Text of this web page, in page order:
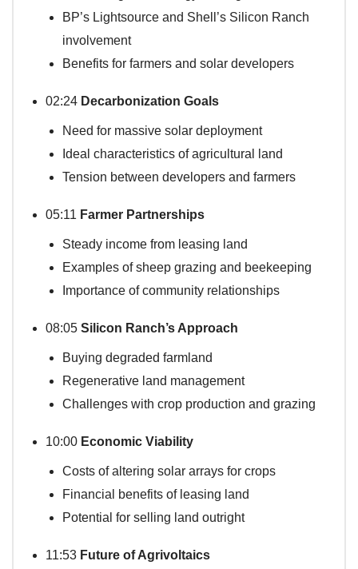
BP’s Lightsource and Shell’s Silicon Ranch
involvement
Benefits for farmers and solar developers
02:24 Decarbonization Goals
Need for massive solar deployment
Ideal characteristics of agricultural land
Tension between developers and farmers
05:11 Farmer Partnerships
Steady income from leasing land
Examples of sheep grazing and beekeeping
Importance of community relationships
08:05 Silicon Ranch’s Approach
Buying degraded farmland
Regenerative land management
Challenges with crop production and grazing
10:00 Economic Viability
Costs of altering solar arrays for crops
Financial benefits of leasing land
Potential for selling land outright
11:53 Future of Agrivoltaics